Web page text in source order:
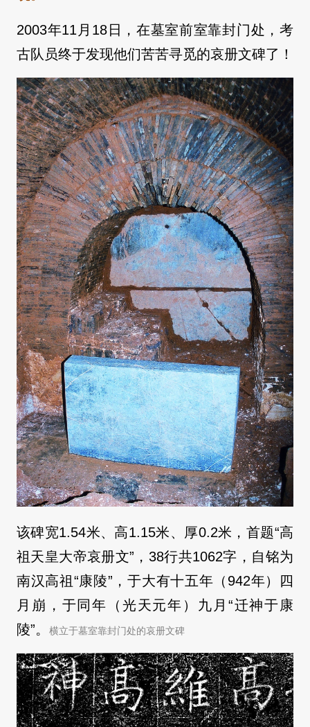
2003年11月18日，在墓室前室靠封门处，考
古队员终于发现他们苦苦寻觅的哀册文碑了！
该碑宽1.54米、高1.15米、厚0.2米，首题“高
祖天皇大帝哀册文”，38行共1062字，自铭为
南汉高祖“康陵”，于大有十五年（942年）四
月崩，于同年（光天元年）九月“迁神于康
陵”。
横立于墓室靠封门处的哀册文碑